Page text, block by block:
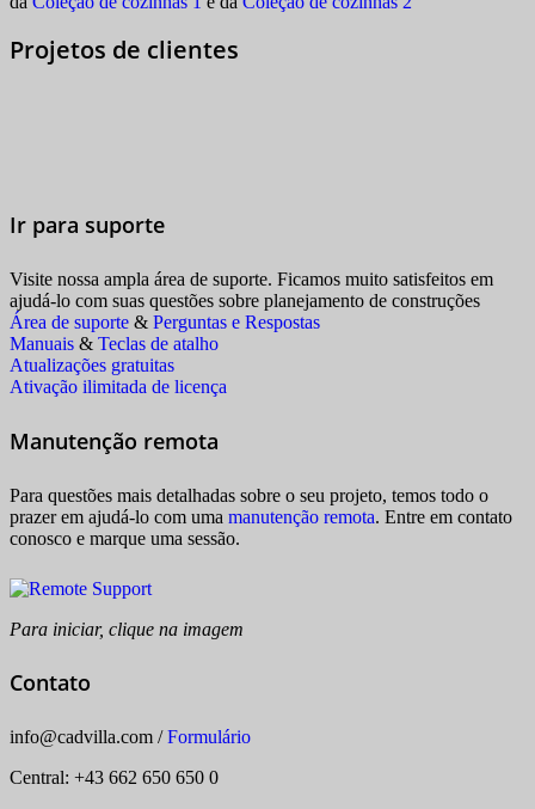
Projetos de clientes
Ir para suporte
Visite nossa ampla área de suporte. Ficamos muito satisfeitos em
ajudá-lo com suas questões sobre planejamento de construções
Área de suporte & Perguntas e Respostas
Manuais & Teclas de atalho
Atualizações gratuitas
Ativação ilimitada de licença
Manutenção remota
Para questões mais detalhadas sobre o seu projeto, temos todo o
prazer em ajudá-lo com uma manutenção remota. Entre em contato
conosco e marque uma sessão.
Para iniciar, clique na imagem
Contato
info@cadvilla.com /Formulário
Central: +43 662 650 650 0